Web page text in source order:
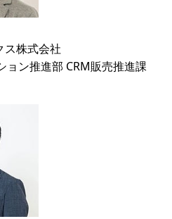
ス株式会社
ョン推進部 CRM販売推進課